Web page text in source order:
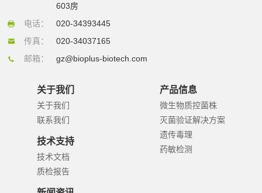
603房
电话：
020-34393445
传真：
020-34037165
邮箱：
gz@bioplus-biotech.com
关于我们
关于我们
联系我们
技术支持
技术文档
质检报告
产品信息
微生物质控菌株
灭菌验证解决方案
遗传毒理
药敏检测